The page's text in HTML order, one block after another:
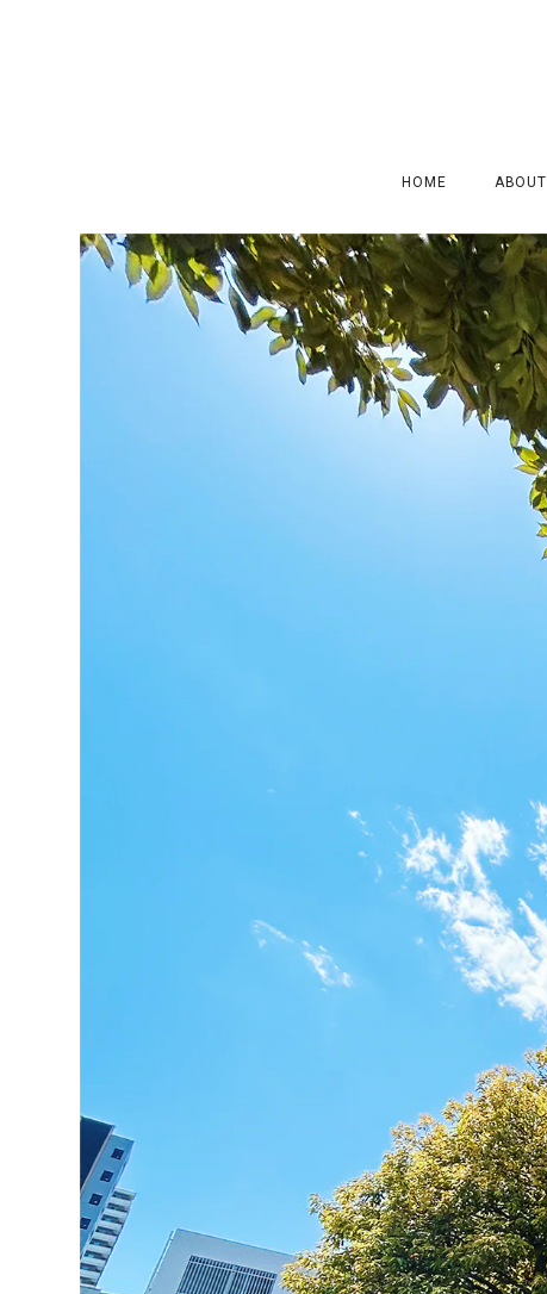
HOME ABOUT